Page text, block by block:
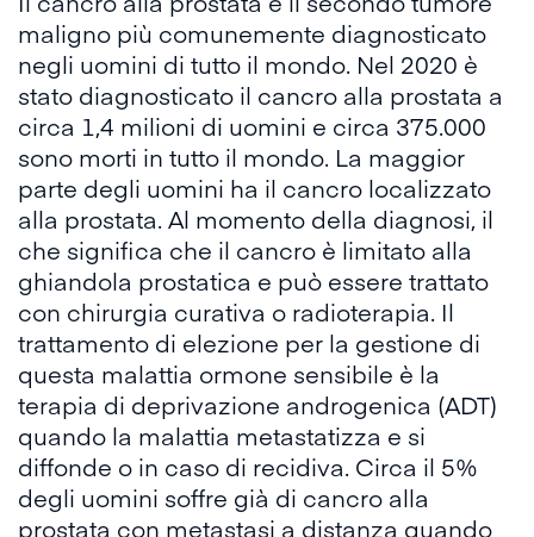
maligno più comunemente diagnosticato
negli uomini di tutto il mondo. Nel 2020 è
stato diagnosticato il cancro alla prostata a
circa 1,4 milioni di uomini e circa 375.000
sono morti in tutto il mondo. La maggior
parte degli uomini ha il cancro localizzato
alla prostata. Al momento della diagnosi, il
che significa che il cancro è limitato alla
ghiandola prostatica e può essere trattato
con chirurgia curativa o radioterapia. Il
trattamento di elezione per la gestione di
questa malattia ormone sensibile è la
terapia di deprivazione androgenica (ADT)
quando la malattia metastatizza e si
diffonde o in caso di recidiva. Circa il 5%
degli uomini soffre già di cancro alla
prostata con metastasi a distanza quando